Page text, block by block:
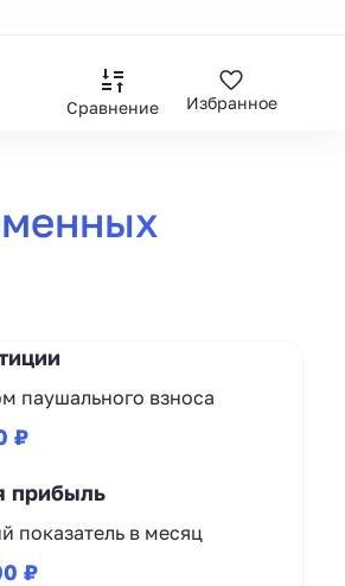
Сравнение Избранное
паушального взноса
₽
прибыль
показатель в месяц
₽